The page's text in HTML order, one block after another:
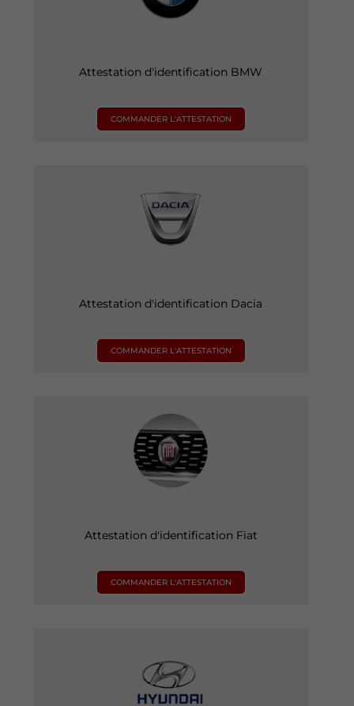
Attestation d'identification BMW
COMMANDER L'ATTESTATION
Attestation d'identification Dacia
COMMANDER L'ATTESTATION
Attestation d'identification Fiat
COMMANDER L'ATTESTATION